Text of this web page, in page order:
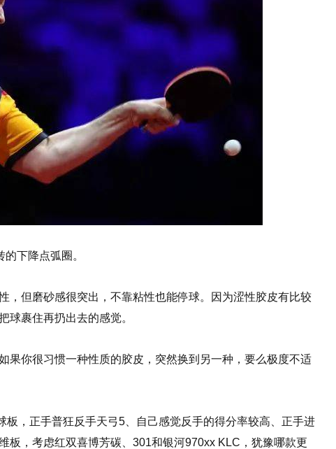
下降点弧圈。
，但磨砂感很突出，不靠粘性也能停球。因为涩性胶皮有比较
球裹住再扔出去的感觉。
果你很习惯一种性质的胶皮，突然换到另一种，要么极度不适
，正手普狂反手天弓5、自己感觉反手的得分率较高、正手进
板，考虑红双喜博芳碳、301和银河970xx KLC，犹豫哪款更